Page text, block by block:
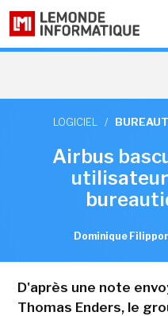
LOGICIEL /
Airbus
Dominique
D'après une note
Thomas Enders, le